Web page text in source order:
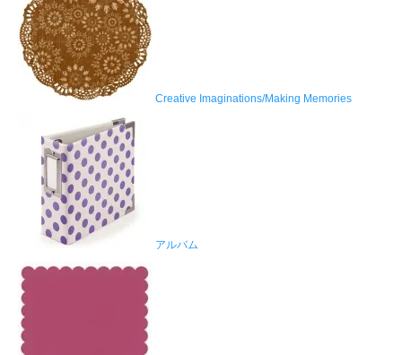
Creative Imaginations/Making Memories
アルバム